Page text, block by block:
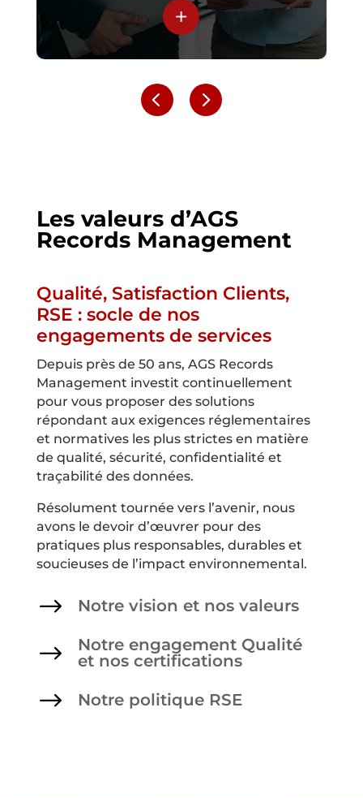
+
Les valeurs d’AGS
Records Management
Qualité, Satisfaction Clients,
RSE : socle de nos
engagements de services
Depuis près de 50 ans, AGS Records
Management investit continuellement
pour vous proposer des solutions
répondant aux exigences réglementaires
et normatives les plus strictes en matière
de qualité, sécurité, confidentialité et
traçabilité des données.
Résolument tournée vers l’avenir, nous
avons le devoir d’œuvrer pour des
pratiques plus responsables, durables et
soucieuses de l’impact environnemental.
$ Notre vision et nos valeurs
$
Notre engagement Qualité
et nos certifications
$ Notre politique RSE